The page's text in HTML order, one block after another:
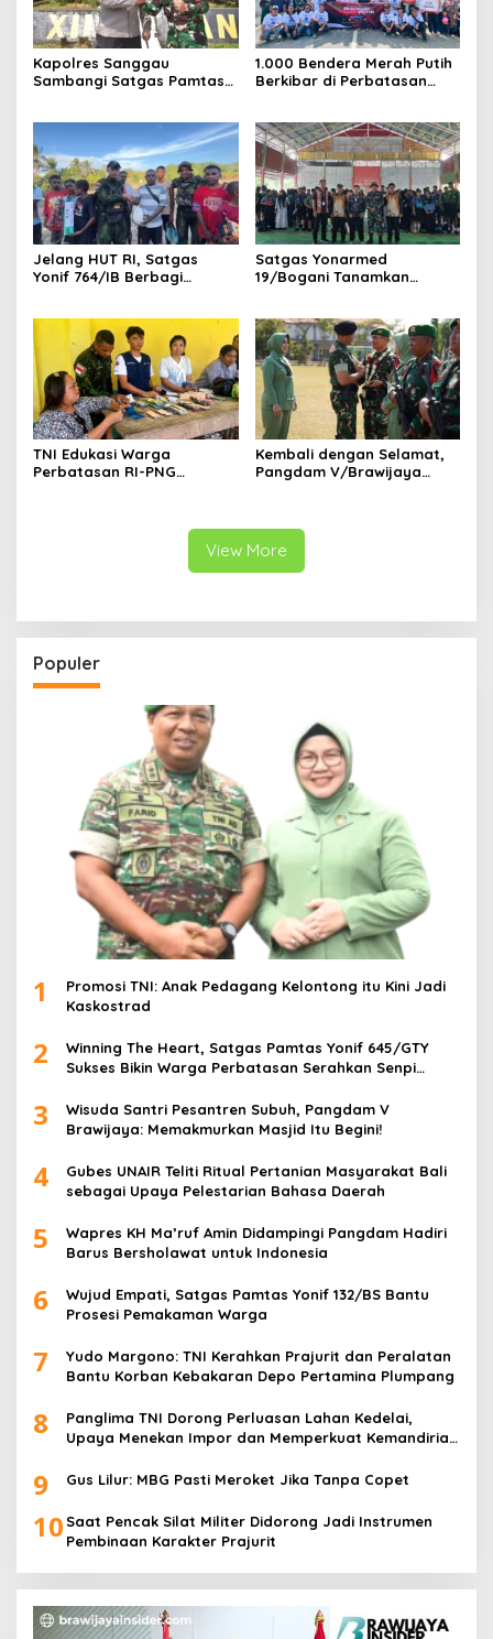
Kapolres Sanggau
Sambangi Satgas Pamtas
1.000 Bendera Merah Putih
Berkibar di Perbatasan
Jelang HUT RI, Satgas
Yonif 764/IB Berbagi
Satgas Yonarmed
19/Bogani Tanamkan
TNI Edukasi Warga
Perbatasan RI-PNG
Kembali dengan Selamat,
Pangdam V/Brawijaya
Perbatasan RI-PNG
View More
Populer
1
Promosi TNI: Anak Pedagang Kelontong itu Kini Jadi
Kaskostrad
2
Winning The Heart, Satgas Pamtas Yonif 645/GTY
Sukses Bikin Warga Perbatasan Serahkan Senpi
3
Wisuda Santri Pesantren Subuh, Pangdam V
Brawijaya: Memakmurkan Masjid Itu Begini!
4
Gubes UNAIR Teliti Ritual Pertanian Masyarakat Bali
sebagai Upaya Pelestarian Bahasa Daerah
5
Wapres KH Ma’ruf Amin Didampingi Pangdam Hadiri
Barus Bersholawat untuk Indonesia
6
Wujud Empati, Satgas Pamtas Yonif 132/BS Bantu
Prosesi Pemakaman Warga
7
Yudo Margono: TNI Kerahkan Prajurit dan Peralatan
Bantu Korban Kebakaran Depo Pertamina Plumpang
8
Panglima TNI Dorong Perluasan Lahan Kedelai,
Upaya Menekan Impor dan Memperkuat Kemandirian
9 Gus Lilur: MBG Pasti Meroket Jika Tanpa Copet
10 Saat Pencak Silat Militer Didorong Jadi Instrumen
Pembinaan Karakter Prajurit